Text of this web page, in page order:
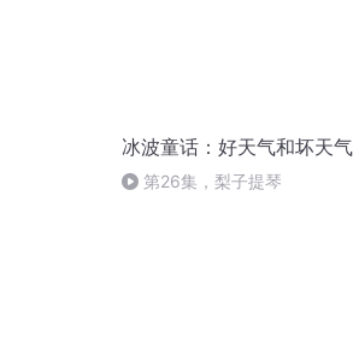
冰波童话：好天气和坏天气
第26集，梨子提琴